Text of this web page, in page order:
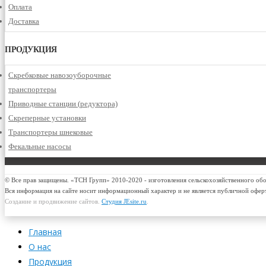
Оплата
Доставка
ПРОДУКЦИЯ
Скребковые навозоуборочные
транспортеры
Приводные станции (редуктора)
Скреперные установки
Транспортеры шнековые
Фекальные насосы
© Все прав защищены. «ТСН Групп» 2010-2020 - изготовления сельскохозяйственного
Вся информация на сайте носит информационный характер и не является публичной
Создание и продвижение сайтов. Студия JEsite.ru
Главная
О нас
Продукция